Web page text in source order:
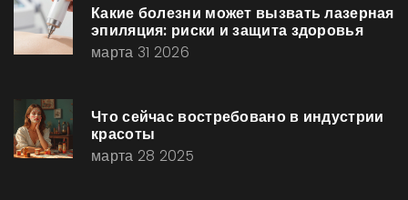
Какие болезни может вызвать лазерная
эпиляция: риски и защита здоровья
марта 31 2026
Что сейчас востребовано в индустрии
красоты
марта 28 2025